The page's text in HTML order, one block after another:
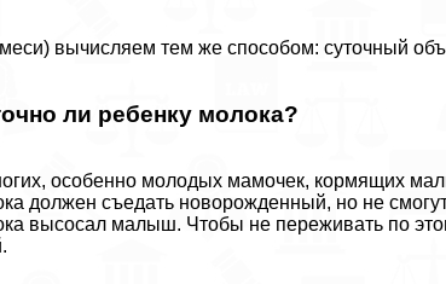
вычисляем тем же способом: суточный
ли ребенку молока?
особенно молодых мамочек, кормящих
должен съедать новорожденный, но не
высосал малыш. Чтобы не переживать по